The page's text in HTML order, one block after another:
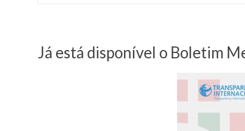
Já está disponível o Boletim